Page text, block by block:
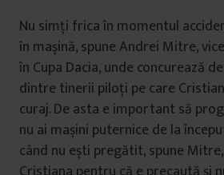
Nu simți frica în momentul
în mașină, spune Andrei Mitre,
în Cupa Dacia, unde concurează
dintre tinerii piloți pe care
curaj. De asta e important să
nu ai mașini puternice de la
când nu ești pregătit, spune